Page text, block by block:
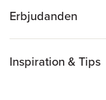
Erbjudanden
Inspiration & Tips